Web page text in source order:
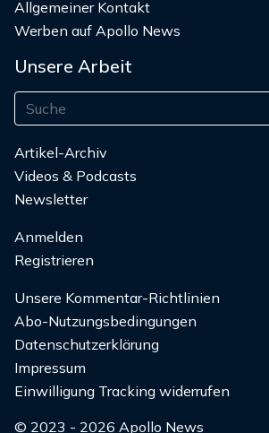
Allgemeiner Kontakt
Werben auf Apollo News
Unsere Arbeit
Artikel-Archiv
Videos & Podcasts
Newsletter
Anmelden
Registrieren
Unsere Kommentar-Richtlinien
Abo-Nutzungsbedingungen
Datenschutzerklärung
Impressum
Einwilligung Tracking widerrufen
© 2023 - 2026 Apollo News